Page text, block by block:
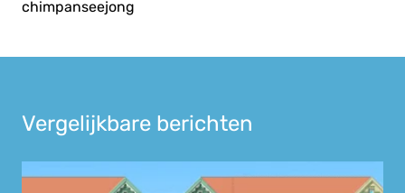
chimpanseejong
Vergelijkbare berichten